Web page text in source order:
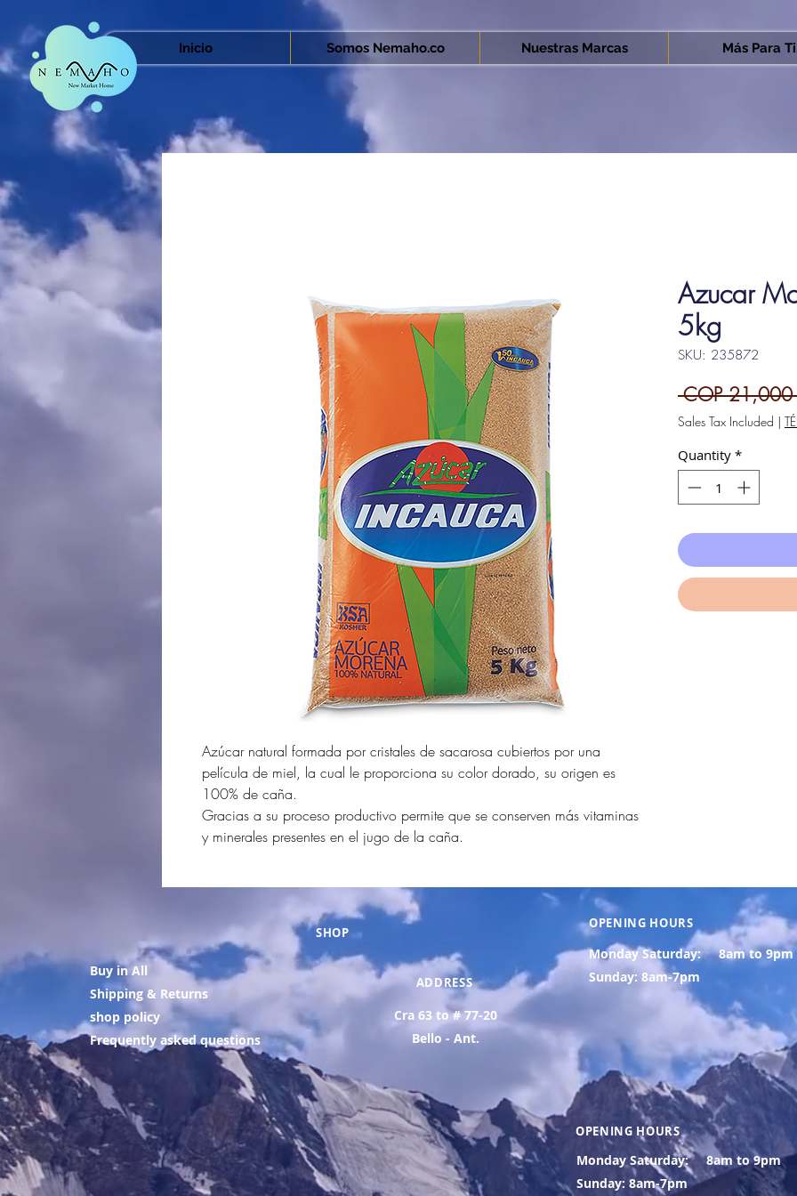
Inicio Somos Nemaho.co Nuestras Marcas Más Para
Azúcar natural formada por cristales de sacarosa cubiertos por una
película de miel, la cual le proporciona su color dorado, su origen es
100% de caña.
Gracias a su proceso productivo permite que se conserven más vitaminas
y minerales presentes en el jugo de la caña.
Azucar
5kg
SKU: 235872
COP
Sales Tax Included |
Quantity *
SHOP
Buy in All
Shipping & Returns
shop policy
Frequently asked questions
ADDRESS
Cra 63 to # 77-20
Bello - Ant.
OPENING HOURS
Monday Saturday:
8am to 9pm
Sunday: 8am-7pm
OPENING HOURS
Monday Saturday:
8am to 9pm
Sunday: 8am-7pm